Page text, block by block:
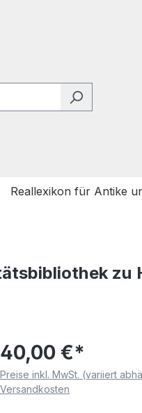
Reallexikon für Antike
zu
40,00 €*
Preise inkl. MwSt. (variiert
Versandkosten